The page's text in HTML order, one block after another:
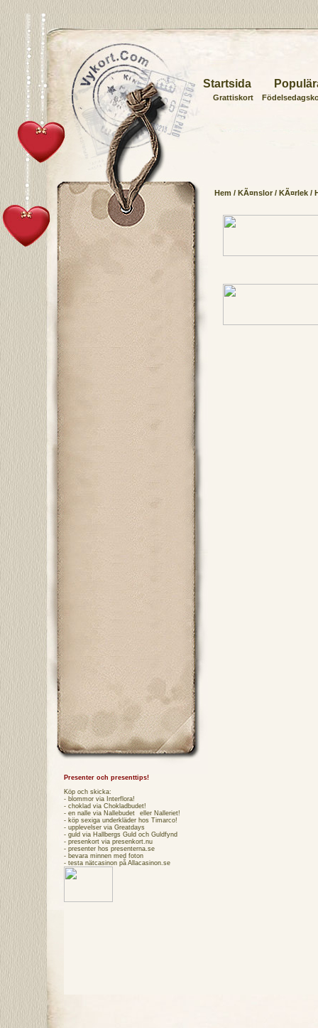
Startsida
Grattiskort
Hem / KÃ¤nslor/ KÃ¤rlek/
Presenter och presenttips!
Köp och skicka:
- blommor via Interflora!
- choklad via Chokladbudet!
- en nalle via Nallebudet eller Nalleriet!
- köp sexiga underkläder hos Timarco!
- upplevelser via Greatdays
- guld via Hallbergs Guld och Guldfynd
- presenkort via presenkort.nu
- presenter hos presenterna.se
- bevara minnen med foton
- testa nätcasinon på Allacasinon.se